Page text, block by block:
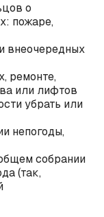
о
пожаре,
внеочередных
ремонте,
или лифтов
убрать или
непогоды,
собрании
(так,